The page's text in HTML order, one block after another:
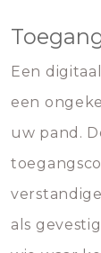
Een
een
uw pand.
als